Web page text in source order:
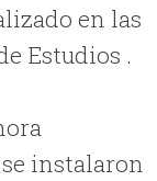
en las
Estudios .
instalaron